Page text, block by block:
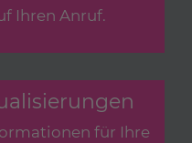
Ihren Anruf.
für Ihre